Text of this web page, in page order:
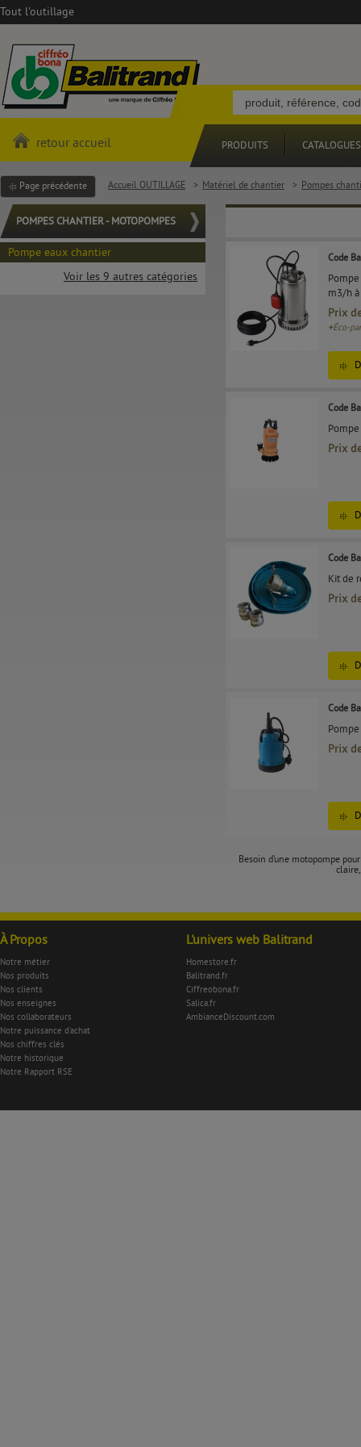
Tout l'outillage
retour accueil PRODUITS CATALOGUES
Page précédente Accueil OUTILLAGE > Matériel de chantier > Pompes
POMPES CHANTIER - MOTOPOMPES
Pompe eaux chantier
Voir les 9 autres catégories
Code
m3/h
Prix
+Éco-
Code
Prix
Code
Kit de
Prix
Code
Prix
Besoin d’une motopompe
À Propos
Notre métier
Nos produits
Nos clients
Nos enseignes
Nos collaborateurs
Notre puissance d'achat
Nos chiffres clés
Notre historique
Notre Rapport RSE
L'univers web Balitrand
Homestore.fr
Balitrand.fr
Ciffreobona.fr
Salica.fr
AmbianceDiscount.com